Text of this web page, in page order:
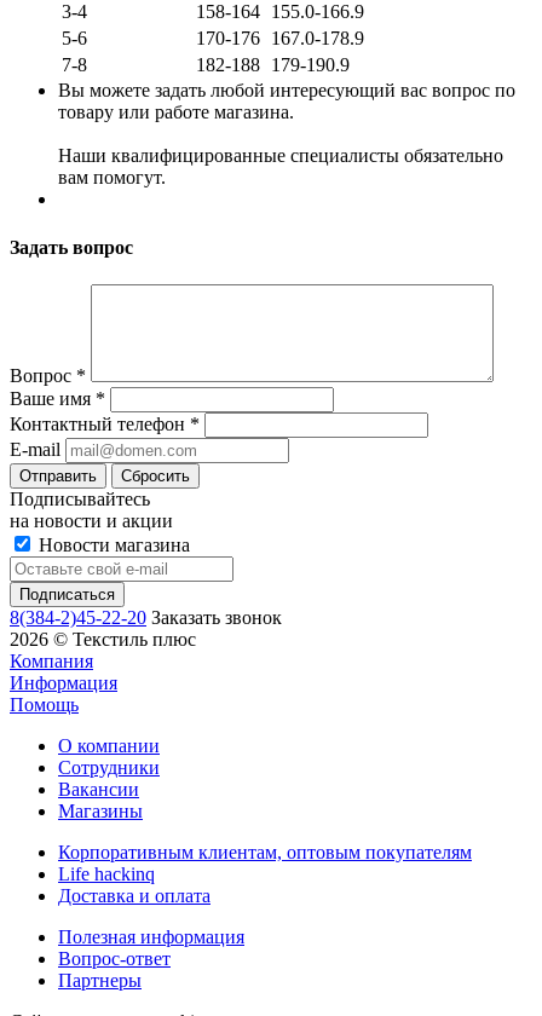
3-4
158-164 155.0-166.9
5-6
170-176 167.0-178.9
7-8
182-188 179-190.9
Вы можете задать любой интересующий вас вопрос по
товару или работе магазина.
Наши квалифицированные специалисты обязательно
вам помогут.
Задать вопрос
Вопрос *
Ваше имя *
Контактный телефон *
E-mail
Сбросить
Подписывайтесь
на новости и акции
Новости магазина
8(384-2)45-22-20 Заказать звонок
2026 © Текстиль плюс
Компания
Информация
Помощь
О компании
Сотрудники
Вакансии
Магазины
Корпоративным клиентам, оптовым покупателям
Life hackinq
Доставка и оплата
Полезная информация
Вопрос-ответ
Партнеры